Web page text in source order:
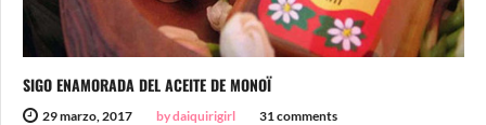
SIGO ENAMORADA DEL ACEITE DE MONOÏ
29 marzo, 2017 by daiquirigirl 31 comments